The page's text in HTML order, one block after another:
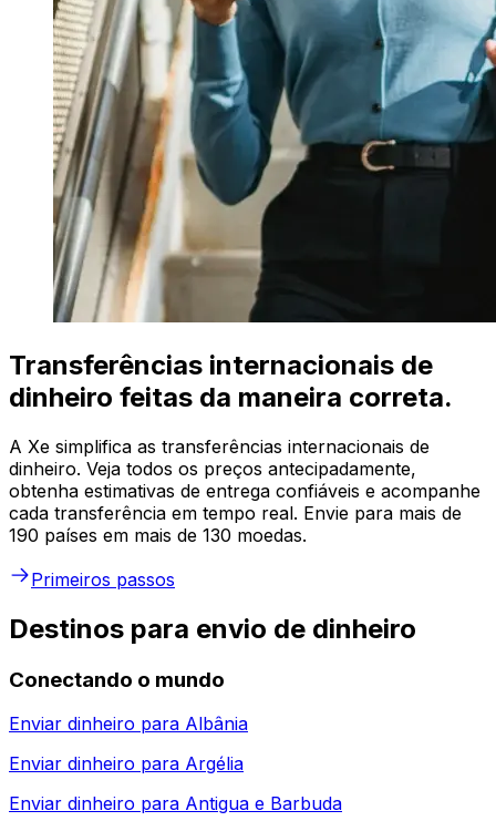
Transferências internacionais de
dinheiro feitas da maneira correta.
A Xe simplifica as transferências internacionais de
dinheiro. Veja todos os preços antecipadamente,
obtenha estimativas de entrega confiáveis e acompanhe
cada transferência em tempo real. Envie para mais de
190 países em mais de 130 moedas.
Primeiros passos
Destinos para envio de dinheiro
Conectando o mundo
Enviar dinheiro para Albânia
Enviar dinheiro para Argélia
Enviar dinheiro para Antigua e Barbuda